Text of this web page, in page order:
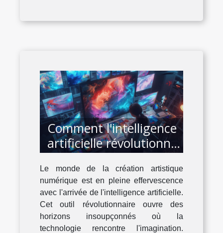
Comment l'intelligence
artificielle révolutionne
la création artistique
numérique
Le monde de la création artistique
numérique est en pleine effervescence
avec l'arrivée de l'intelligence artificielle.
Cet outil révolutionnaire ouvre des
horizons insoupçonnés où la
technologie rencontre l'imagination.